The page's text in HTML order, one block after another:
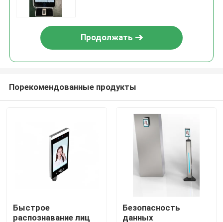
Продолжать
Порекомендованные продукты
Быстрое
распознавание лиц
Безопасность
данных